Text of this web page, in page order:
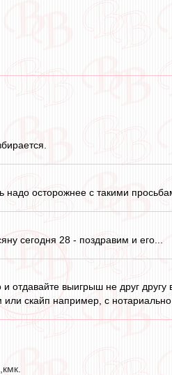
надо осторожнее с такими
сегодня 28 - поздравим и его...
отдавайте выигрыш не друг
скайп например, с